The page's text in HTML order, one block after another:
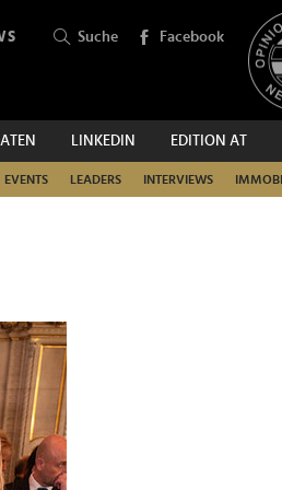
Suche Facebook
LINKEDIN EDITION AT
EVENTS LEADERS INTERVIEWS
SUCHEN